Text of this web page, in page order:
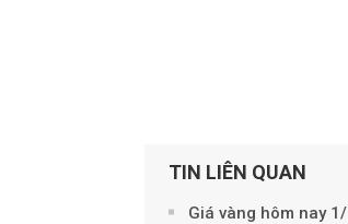
TIN LIÊN QUAN
Giá vàng hôm nay